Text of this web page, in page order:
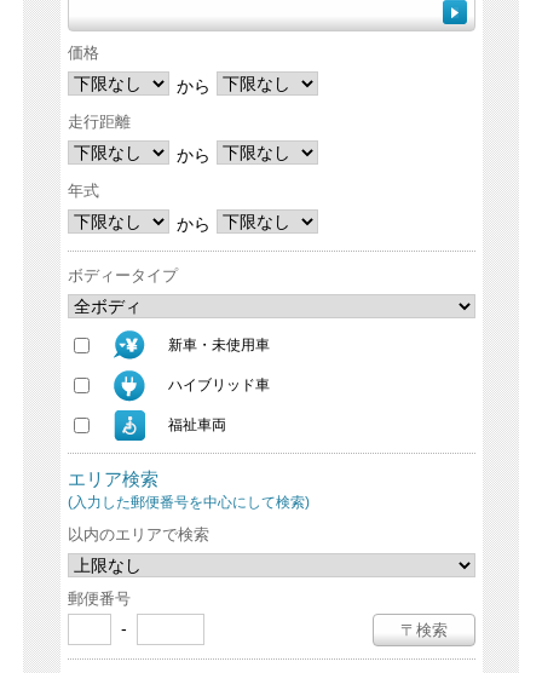
価格
から
走行距離
から
年式
から
ボディータイプ
新車・未使用車
ハイブリッド車
福祉車両
エリア検索
(入力した郵便番号を中心にして検索)
以内のエリアで検索
郵便番号
- 〒検索